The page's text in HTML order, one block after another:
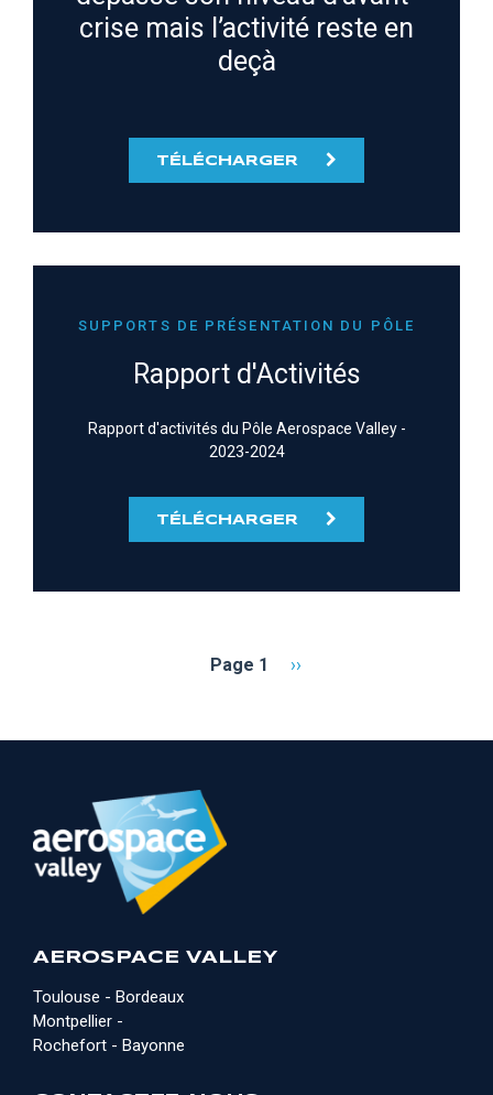
crise mais l’activité reste en
deçà
TÉLÉCHARGER
SUPPORTS DE PRÉSENTATION DU PÔLE
Rapport d'Activités
Rapport d'activités du Pôle Aerospace Valley -
2023-2024
TÉLÉCHARGER
Page 1
Page
››
AEROSPACE VALLEY
Toulouse - Bordeaux
Montpellier -
Rochefort - Bayonne